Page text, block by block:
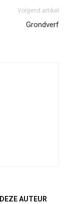
Volgend artikel
Grondverf
AUTEUR